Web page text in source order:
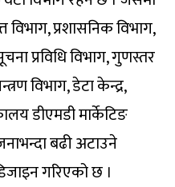
विभाग, प्रशासनिक विभाग,
प्रविधि विभाग, गुणस्तर
विभाग, डेटा केन्द्र,
डीएमडी मार्केटिङ
बढी अटाउने
गरिएको छ ।